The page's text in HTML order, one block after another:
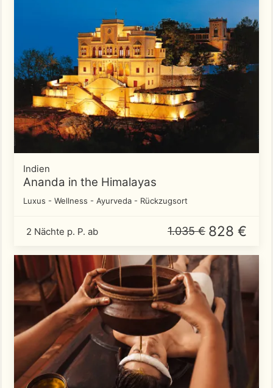
Indien
Ananda in the Himalayas
Luxus - Wellness - Ayurveda - Rückzugsort
2 Nächte p. P. ab 1.035 € 828 €